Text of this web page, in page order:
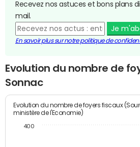
Recevez nos astuces et bons plans
mail.
Je
En savoir plus sur notre politique de
Evolution du nombre de
Sonnac
Evolution du nombre de foyers fiscaux
ministère de l'Economie)
400